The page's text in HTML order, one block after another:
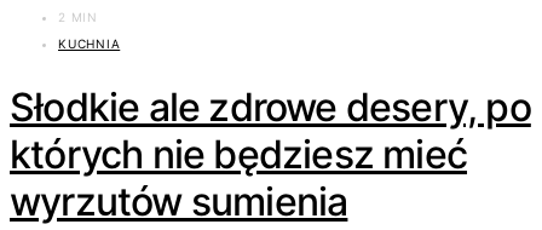
2 MIN
KUCHNIA
Słodkie ale zdrowe desery, po
których nie będziesz mieć
wyrzutów sumienia